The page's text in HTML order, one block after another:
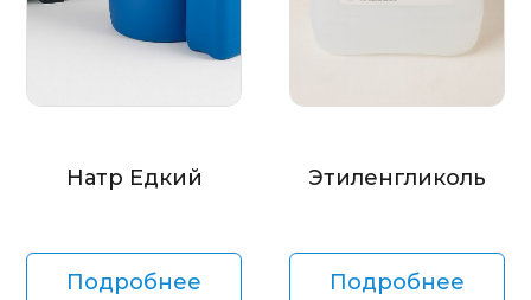
Натр Едкий
Подробнее
Этиленгликоль
Подробнее